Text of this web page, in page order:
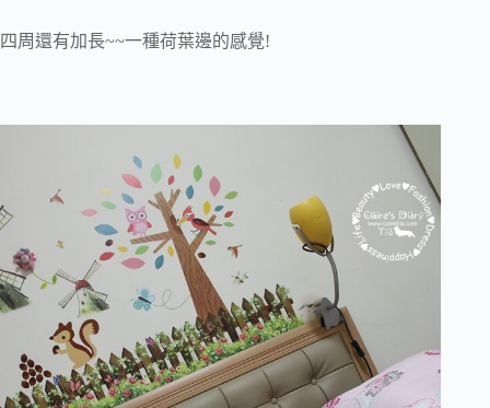
四周還有加長~~一種荷葉邊的感覺!